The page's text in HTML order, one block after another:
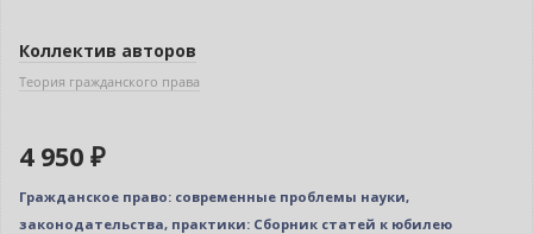
Коллектив авторов
Теория гражданского права
4 950 ₽
Гражданское право: современные проблемы науки,
законодательства, практики: Сборник статей к юбилею